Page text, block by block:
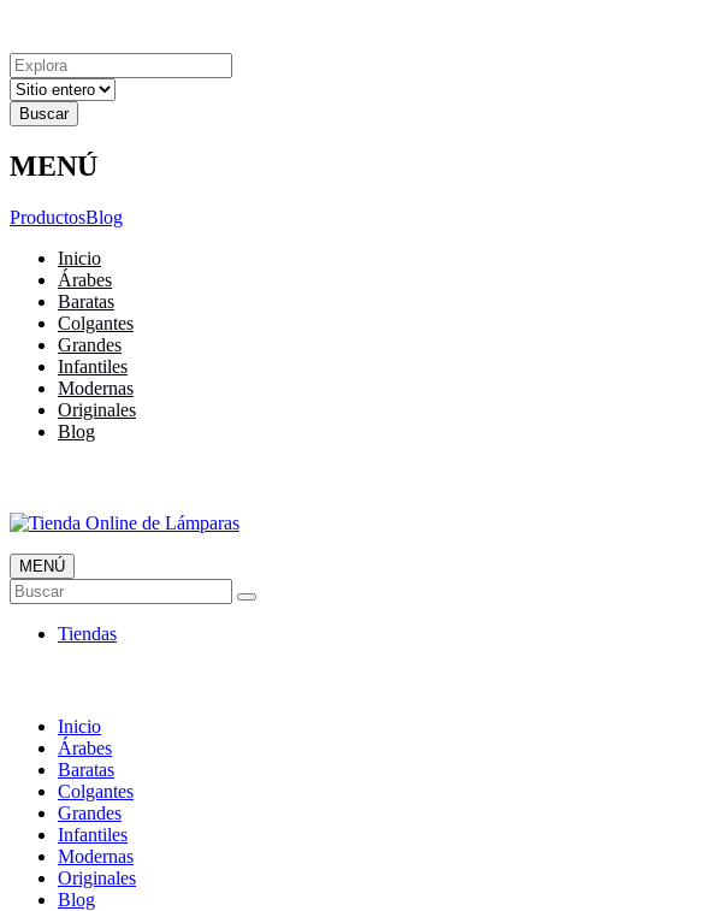
Resultados
para
MENÚ
ProductosBlog
Inicio
Árabes
Baratas
Colgantes
Grandes
Infantiles
Modernas
Originales
Blog
Tienda Online de Lámparas
TOP en Ventas
MENÚ
Buscar
Tiendas
Inicio
Árabes
Baratas
Colgantes
Grandes
Infantiles
Modernas
Originales
Blog